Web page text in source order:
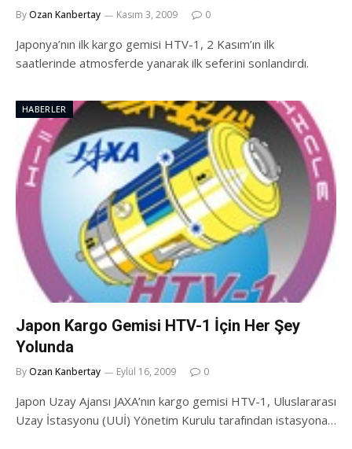
ByOzan Kanbertay Kasım 3, 2009 0
Japonya’nın ilk kargo gemisi HTV-1, 2 Kasım’ın ilk
saatlerinde atmosferde yanarak ilk seferini sonlandırdı.
HABERLER
Japon Kargo Gemisi HTV-1 İçin Her Şey
Yolunda
ByOzan Kanbertay Eylül 16, 2009 0
Japon Uzay Ajansı JAXA’nın kargo gemisi HTV-1, Uluslararası
Uzay İstasyonu (UUİ) Yönetim Kurulu tarafından istasyona…